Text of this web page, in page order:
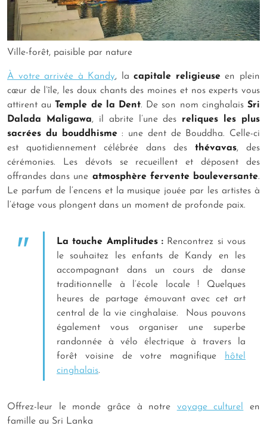
Ville-forêt, paisible par nature
À votre arrivée à Kandy, lacapitale religieuseen plein
cœur de l’île, les doux chants des moines et nos experts vous
attirent auTemple de la Dent. De son nom cinghalaisSri
Dalada Maligawa, il abrite l’une des reliques les plus
sacrées du bouddhisme: une dent de Bouddha. Celle-ci
est quotidiennement célébrée dans des thévavas, des
cérémonies. Les dévots se recueillent et déposent des
offrandes dans une atmosphère fervente bouleversante.
Le parfum de l’encens et la musique jouée par les artistes à
l’étage vous plongent dans un moment de profonde paix.
La touche Amplitudes : Rencontrez si vous
le souhaitez les enfants de Kandy en les
accompagnant dans un cours de danse
traditionnelle à l’école locale ! Quelques
heures de partage émouvant avec cet art
central de la vie cinghalaise. Nous pouvons
également vous organiser une superbe
randonnée à vélo électrique à travers la
forêt voisine de votre magnifique hôtel
cinghalais.
Offrez-leur le monde grâce à notre voyage culturel en
famille au Sri Lanka